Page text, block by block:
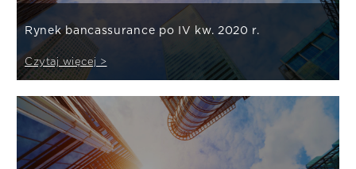
Rynek bancassurance po IV kw. 2020 r.
Czytaj więcej >